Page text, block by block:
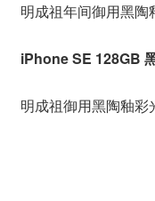
明成祖年间御用黑陶
iPhone SE 128GB
明成祖御用黑陶釉彩